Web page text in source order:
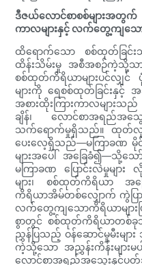
ဒီဇယ်လောင်စာစစ်များအတွက်
ကာလများနှင့် လက်တွေ့ကျသော
ထိရောက်သော စစ်ထုတ်ခြင်း
ထိန်းသိမ်းမှု အစီအစဉ်ကဲ့သို့သာ
စစ်ထုတ်ကိရိယာများပင်လျှင်
များကို ရေစစ်ထုတ်ခြင်းနှင့်
အစားထိုးကြားကာလမျာ
ချိန်၊ လောင်စာအရည်အသွေ
သက်ရောက်မှုရှိသည်။ ထုတ်လုပ်
ပေးလေ့ရှိသည်—မကြာခဏ မို
များအပေါ် အခြေခံ၍—သို့သ
မကြာခဏ ပြောင်းလဲမှုမျာ
များ၊ စစ်ထုတ်ကိရိယာ အခြ
ကိရိယာအိမ်တစ်လျှောက် ကွဲပြာ
လက်တွေ့ကျသောကိရိယာများဖ
စွာတွင် စစ်ထုတ်ကိရိယာတစ်ခု
ညွှန်ပြသည့် ဝန်ဆောင်မှုမီးမျ
ကဲ့သို့သော အညွှန်းကိန်းများမ
လောင်စာအရည်အသွေးနှ